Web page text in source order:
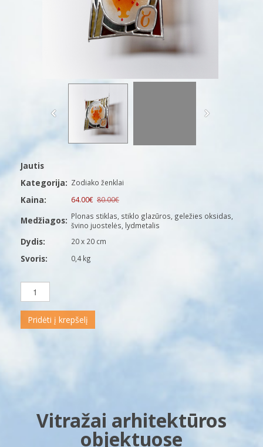
Jautis
Kategorija: Zodiako ženklai
Kaina: 64.00€ 80.00€
Medžiagos: Plonas stiklas, stiklo glazūros, geležies oksidas,
švino juostelės, lydmetalis
Dydis: 20 x 20 cm
Svoris: 0,4 kg
Pridėti į krepšelį
Vitražai arhitektūros
objektuose